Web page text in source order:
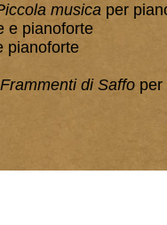
musica per
e pianoforte
pianoforte
di Saffo per